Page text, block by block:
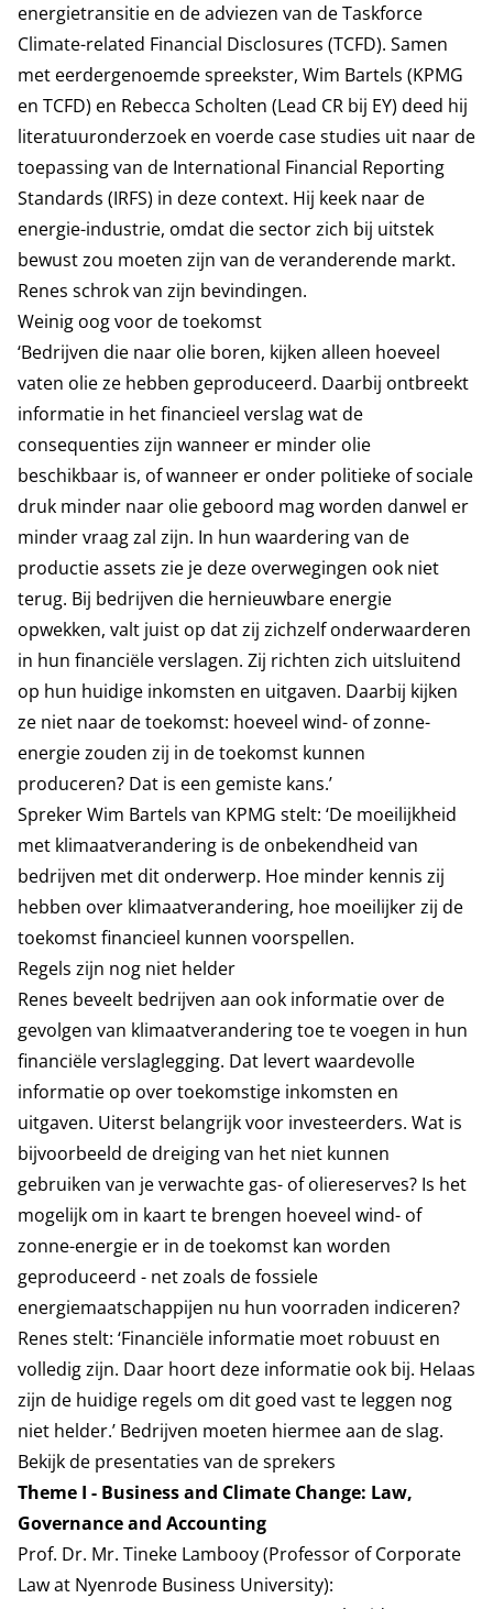
energietransitie en de adviezen van de Taskforce
Climate-related Financial Disclosures (TCFD). Samen
met eerdergenoemde spreekster, Wim Bartels (KPMG
en TCFD) en Rebecca Scholten (Lead CR bij EY) deed hij
literatuuronderzoek en voerde case studies uit naar de
toepassing van de International Financial Reporting
Standards (IRFS) in deze context. Hij keek naar de
energie-industrie, omdat die sector zich bij uitstek
bewust zou moeten zijn van de veranderende markt.
Renes schrok van zijn bevindingen.
Weinig oog voor de toekomst
‘Bedrijven die naar olie boren, kijken alleen hoeveel
vaten olie ze hebben geproduceerd. Daarbij ontbreekt
informatie in het financieel verslag wat de
consequenties zijn wanneer er minder olie
beschikbaar is, of wanneer er onder politieke of sociale
druk minder naar olie geboord mag worden danwel er
minder vraag zal zijn. In hun waardering van de
productie assets zie je deze overwegingen ook niet
terug. Bij bedrijven die hernieuwbare energie
opwekken, valt juist op dat zij zichzelf onderwaarderen
in hun financiële verslagen. Zij richten zich uitsluitend
op hun huidige inkomsten en uitgaven. Daarbij kijken
ze niet naar de toekomst: hoeveel wind- of zonne-
energie zouden zij in de toekomst kunnen
produceren? Dat is een gemiste kans.’
Spreker Wim Bartels van KPMG stelt: ‘De moeilijkheid
met klimaatverandering is de onbekendheid van
bedrijven met dit onderwerp. Hoe minder kennis zij
hebben over klimaatverandering, hoe moeilijker zij de
toekomst financieel kunnen voorspellen.
Regels zijn nog niet helder
Renes beveelt bedrijven aan ook informatie over de
gevolgen van klimaatverandering toe te voegen in hun
financiële verslaglegging. Dat levert waardevolle
informatie op over toekomstige inkomsten en
uitgaven. Uiterst belangrijk voor investeerders. Wat is
bijvoorbeeld de dreiging van het niet kunnen
gebruiken van je verwachte gas- of oliereserves? Is het
mogelijk om in kaart te brengen hoeveel wind- of
zonne-energie er in de toekomst kan worden
geproduceerd - net zoals de fossiele
energiemaatschappijen nu hun voorraden indiceren?
Renes stelt: ‘Financiële informatie moet robuust en
volledig zijn. Daar hoort deze informatie ook bij. Helaas
zijn de huidige regels om dit goed vast te leggen nog
niet helder.’ Bedrijven moeten hiermee aan de slag.
Bekijk de presentaties van de sprekers
Theme I - Business and Climate Change: Law,
Governance and Accounting
Prof. Dr. Mr. Tineke Lambooy (Professor of Corporate
Law at Nyenrode Business University):